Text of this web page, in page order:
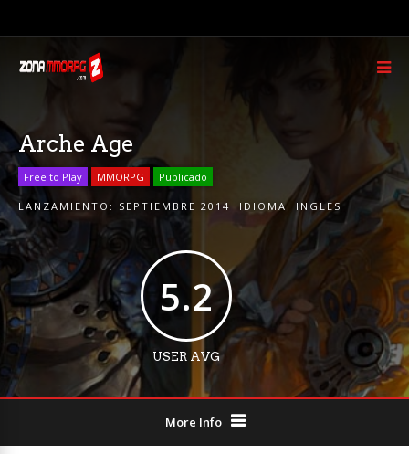
Arche Age
Free to Play MMORPG Publicado
LANZAMIENTO: SEPTIEMBRE 2014 IDIOMA: INGLES
5.2
USER AVG
More Info